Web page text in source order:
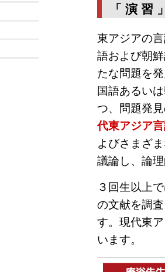
「 演 習
東アジアの
語および朝
たな問題を
国語あるい
つ、問題発
代東アジア
よびさまざ
議論し、論
３回生以上
の文献を調
す。現代東
います。